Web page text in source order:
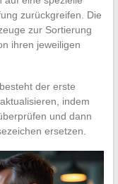
zurückgreifen. Die
zur Sortierung
ihren jeweiligen
der erste
indem
und dann
ersetzen.